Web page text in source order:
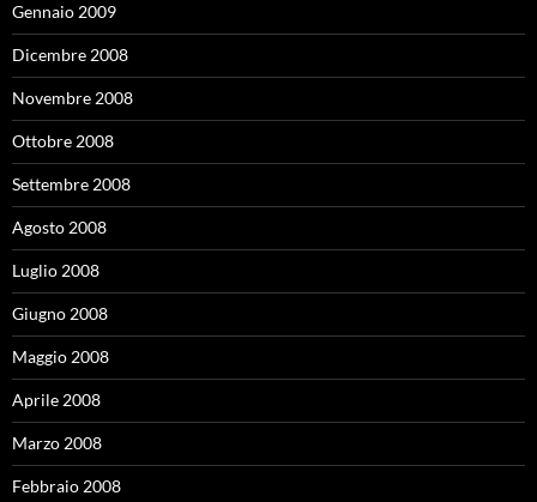
Gennaio 2009
Dicembre 2008
Novembre 2008
Ottobre 2008
Settembre 2008
Agosto 2008
Luglio 2008
Giugno 2008
Maggio 2008
Aprile 2008
Marzo 2008
Febbraio 2008